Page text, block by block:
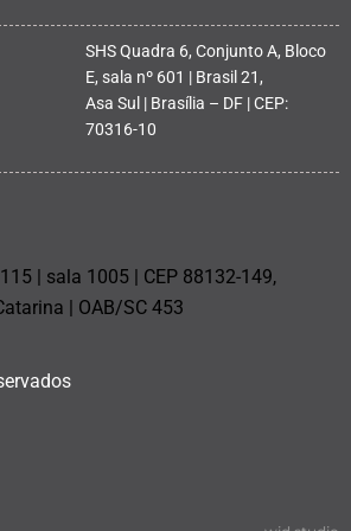
SHS Quadra 6, Conjunto A, Bloco
E, sala nº 601 | Brasil 21,
Asa Sul | Brasília – DF | CEP:
70316-10
| sala 1005 | CEP 88132-149,
| OAB/SC 453